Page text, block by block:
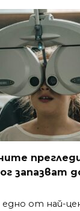
запазват
от най-